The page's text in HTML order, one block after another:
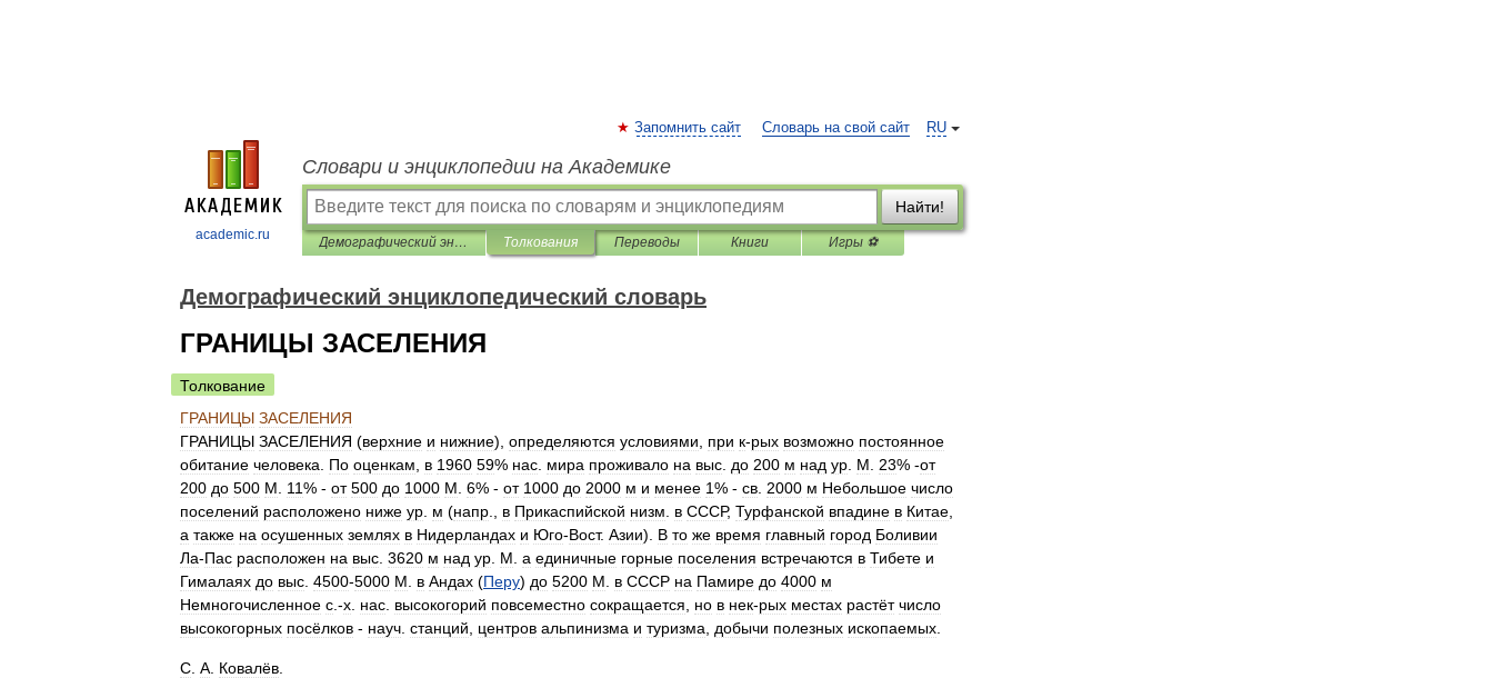
academic.ru
RU
Запомнить сайт Словарь на свой сайт
Словари и энциклопедии на Академике
Найти!
Демографический энциклопедический словарь Толкования Переводы Книги Игры ⚽
Демографический энциклопедический словарь
ГРАНИЦЫ ЗАСЕЛЕНИЯ
Толкование
ГРАНИЦЫ ЗАСЕЛЕНИЯ
ГРАНИЦЫ ЗАСЕЛЕНИЯ (верхние и нижние), определяются условиями при к-рых возможно постоянное
обитание человека По оценкам в 1960 59% нас мира проживало на выс до 200 м над ур М 23% -от
200 до 500 М 11% - от 500 до 1000 М 6% - от 1000 до 2000 м и менее 1% - св 2000 м Небольшое число
поселений расположено ниже ур м (напр в Прикаспийской низм в СССР, Турфанской впадине в Китае
а также на осушенных землях в Нидерландах и Юго-Вост. Азии). В то же время главный город Боливии
Ла-Пас расположен на выс 3620 м над ур М а единичные горные поселения встречаются в Тибете и
Гималаях до выс 4500-5000 М в Андах (Перу) до 5200 М в СССР на Памире до 4000 м
Немногочисленное с .-х нас высокогорий повсеместно сокращается но в нек-рых местах растёт число
высокогорных посёлков - науч станций центров альпинизма и туризма добычи полезных ископаемых
С А Ковалёв